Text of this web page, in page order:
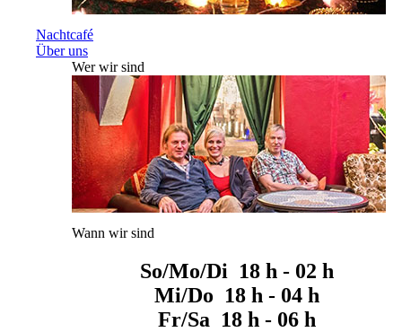
Nachtcafé
Über uns
Wer wir sind
Wann wir sind
So/Mo/Di 18 h - 02 h
Mi/Do 18 h - 04 h
Fr/Sa 18 h - 06 h